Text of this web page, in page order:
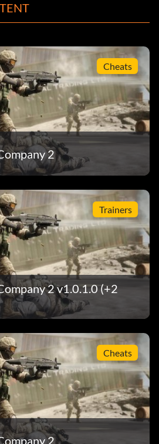
Cheats
2
Trainers
2 v1.0.1.0 (+2
Cheats
2